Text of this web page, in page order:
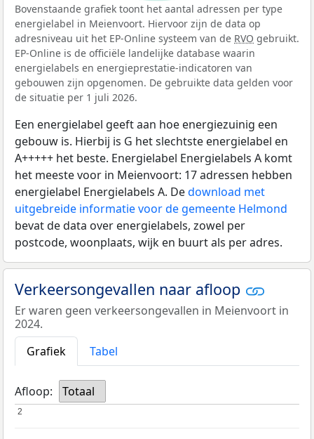
Bovenstaande grafiek toont het aantal adressen per type
energielabel in Meienvoort. Hiervoor zijn de data op
adresniveau uit het EP-Online systeem van de RVO gebruikt.
EP-Online is de officiële landelijke database waarin
energielabels en energieprestatie-indicatoren van
gebouwen zijn opgenomen. De gebruikte data gelden voor
de situatie per 1 juli 2026.
Een energielabel geeft aan hoe energiezuinig een
gebouw is. Hierbij is G het slechtste energielabel en
A+++++ het beste. Energielabel Energielabels A komt
het meeste voor in Meienvoort: 17 adressen hebben
energielabel Energielabels A. Dedownload met
uitgebreide informatie voor de gemeente Helmond
bevat de data over energielabels, zowel per
postcode, woonplaats, wijk en buurt als per adres.
Verkeersongevallen naar afloop
Er waren geen verkeersongevallen in Meienvoort in
2024.
Grafiek
Tabel
Afloop: Totaal
2
2